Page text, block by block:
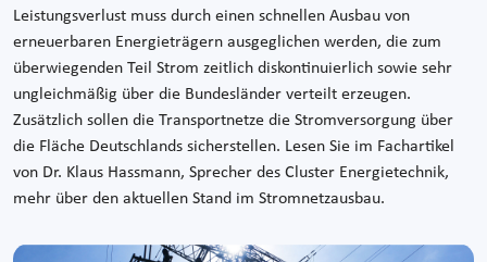
Leistungsverlust muss durch einen schnellen Ausbau von
erneuerbaren Energieträgern ausgeglichen werden, die zum
überwiegenden Teil Strom zeitlich diskontinuierlich sowie sehr
ungleichmäßig über die Bundesländer verteilt erzeugen.
Zusätzlich sollen die Transportnetze die Stromversorgung über
die Fläche Deutschlands sicherstellen. Lesen Sie im Fachartikel
von Dr. Klaus Hassmann, Sprecher des Cluster Energietechnik,
mehr über den aktuellen Stand im Stromnetzausbau.